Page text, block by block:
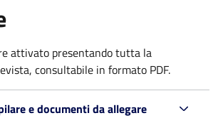
attivato presentando tutta la
consultabile in formato PDF.
e documenti da allegare